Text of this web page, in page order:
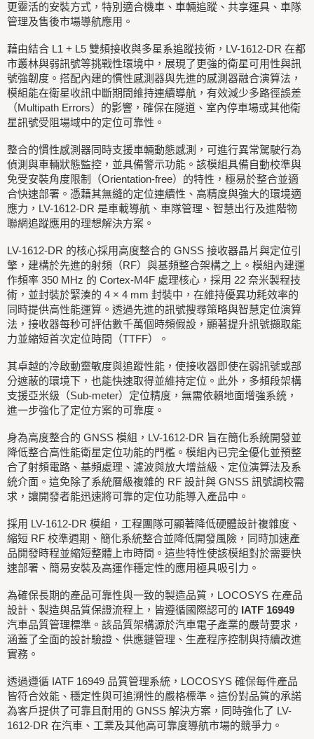
更靈活的安裝方式，特別適合機車、車輛追蹤、共享運具、車隊
管理及售後市場導航應用。
藉由結合 L1 + L5 雙頻接收與多星系追蹤技術，LV-1612-DR 在都
市叢林與弱訊號等挑戰性環境中，展現了更強的衛星可用性與訊
號強韌度。搭配內建的慣性感測器與先進的感測器融合演算法，
模組能在衛星收訊中斷期間維持連續導航，有效減少多路徑誤差
（Multipath Errors）的影響，確保在隧道、室內停車場或其他衛
星訊號受阻場域中的定位可靠性。
整合的慣性感測器同時支援車輛動態感測，可進行異常駕駛行為
偵測與車輛狀態監控，並具備警示功能。該模組具備自動校準與
免受安裝角度限制（Orientation-free）的特性，極易於整合並適
合快速部署。憑藉其無縫的定位連續性、高精度與強大的環境適
應力，LV-1612-DR 是車載導航、車隊管理、智慧出行及進階物
聯網追蹤應用的理想解決方案。
LV-1612-DR 的核心採用高度整合的 GNSS 接收器晶片與定位引
擎，建構於先進的射頻（RF）與基頻整合架構之上。模組內建運
作頻率 350 MHz 的 Cortex-M4F 處理核心，採用 22 奈米製程技
術，並封裝於緊湊的 4 × 4 mm 封裝中，在維持優異功耗效率的
同時提供高性能運算。透過先進的訊號搜尋策略與智慧定位演算
法，接收器每秒可評估數千萬個時頻假設，顯著提升訊號擷取能
力並縮短首次定位時間（TTFF）。
其卓越的冷啟動靈敏度與追蹤性能，使接收器即使在弱訊號或部
分遮蔽的環境下，也能快速取得並維持定位。此外，多頻段架構
支援亞米級（Sub-meter）定位精度，無需依賴地面增強系統，
進一步強化了定位方案的可靠度。
身為高度整合的 GNSS 模組，LV-1612-DR 旨在簡化系統開發並
降低整合高性能衛星定位功能的門檻。模組內已完全優化並預整
合了射頻電路、基頻處理、濾波與放大增益級、定位演算法及系
統介面。這免除了系統層級複雜的 RF 設計與 GNSS 訊號調校需
求，讓開發者能迅速將可靠的定位功能導入產品中。
採用 LV-1612-DR 模組，工程團隊可顯著降低硬體設計複雜度、
縮短 RF 校準週期、簡化系統整合並降低開發風險，同時加速產
品開發時程並縮短整體上市時間。這些特性使該模組對於需要快
速部署、簡易安裝及高運作穩定性的應用極具吸引力。
為確保長期的產品可靠性與一致的製造品質，LOCOSYS 在產品
設計、製造與品質保證流程上，皆遵循國際認可的 IATF 16949
汽車品質管理標準。該品質架構源於汽車電子產業的嚴苛要求，
涵蓋了全面的設計驗證、供應鏈管理、生產程序控制與持續改進
實務。
透過遵循 IATF 16949 品質管理系統，LOCOSYS 確保每件產品
皆符合效能、穩定性與可追溯性的嚴格標準。這份對品質的承諾
為客戶提供了可靠且耐用的 GNSS 解決方案，同時強化了 LV-
1612-DR 在汽車、工業及其他高可靠度導航市場的競爭力。